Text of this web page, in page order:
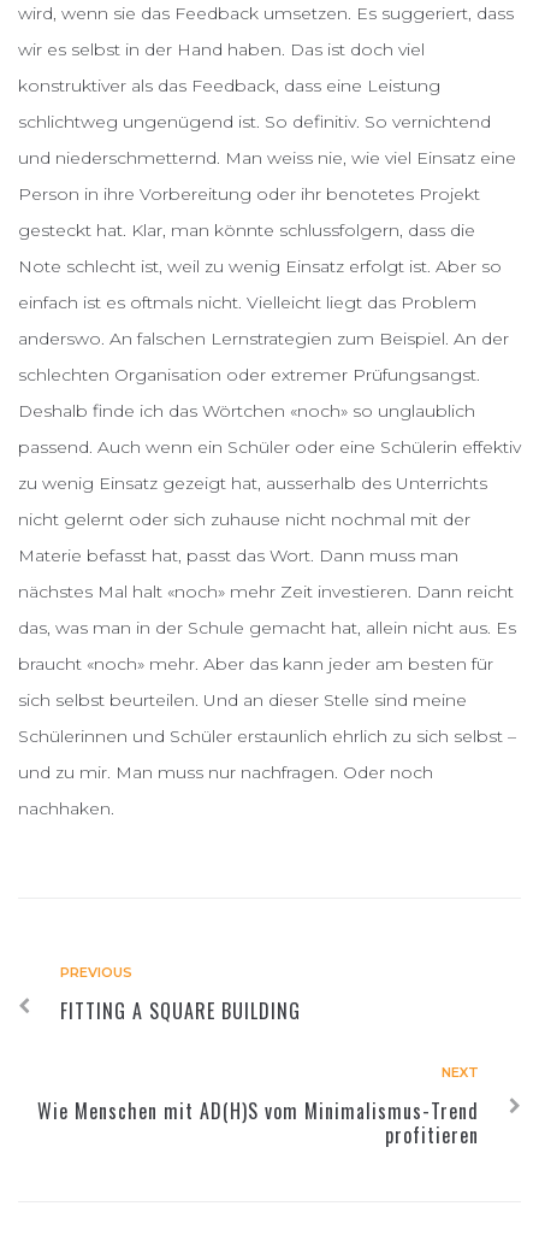
wird, wenn sie das Feedback umsetzen. Es suggeriert, dass
wir es selbst in der Hand haben. Das ist doch viel
konstruktiver als das Feedback, dass eine Leistung
schlichtweg ungenügend ist. So definitiv. So vernichtend
und niederschmetternd. Man weiss nie, wie viel Einsatz eine
Person in ihre Vorbereitung oder ihr benotetes Projekt
gesteckt hat. Klar, man könnte schlussfolgern, dass die
Note schlecht ist, weil zu wenig Einsatz erfolgt ist. Aber so
einfach ist es oftmals nicht. Vielleicht liegt das Problem
anderswo. An falschen Lernstrategien zum Beispiel. An der
schlechten Organisation oder extremer Prüfungsangst.
Deshalb finde ich das Wörtchen «noch» so unglaublich
passend. Auch wenn ein Schüler oder eine Schülerin effektiv
zu wenig Einsatz gezeigt hat, ausserhalb des Unterrichts
nicht gelernt oder sich zuhause nicht nochmal mit der
Materie befasst hat, passt das Wort. Dann muss man
nächstes Mal halt «noch» mehr Zeit investieren. Dann reicht
das, was man in der Schule gemacht hat, allein nicht aus. Es
braucht «noch» mehr. Aber das kann jeder am besten für
sich selbst beurteilen. Und an dieser Stelle sind meine
Schülerinnen und Schüler erstaunlich ehrlich zu sich selbst –
und zu mir. Man muss nur nachfragen. Oder noch
nachhaken.
PREVIOUS
FITTING A SQUARE BUILDING
NEXT
Wie Menschen mit AD(H)S vom Minimalismus-Trend
profitieren